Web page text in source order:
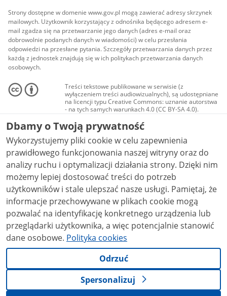
Strony dostępne w domenie www.gov.pl mogą zawierać adresy skrzynek
mailowych. Użytkownik korzystający z odnośnika będącego adresem e-
mail zgadza się na przetwarzanie jego danych (adres e-mail oraz
dobrowolnie podanych danych w wiadomości) w celu przesłania
odpowiedzi na przesłane pytania. Szczegóły przetwarzania danych przez
każdą z jednostek znajdują się w ich politykach przetwarzania danych
osobowych.
Treści tekstowe publikowane w serwisie (z
wyłączeniem treści audiowizualnych), są udostępniane
na licencji typu Creative Commons: uznanie autorstwa
- na tych samych warunkach 4.0 (CC BY-SA 4.0).
Materiały audiowizualne, w tym zdjęcia, materiały
audio i wideo, są udostępniane na licencji typu
Creative Commons: uznanie autorstwa użycie
niekomercyjne - bez utworów zależnych 4.0 (CC BY-
NC-ND 4.0), o ile nie jest to stwierdzone inaczej.
Dbamy o Twoją prywatność
Wykorzystujemy pliki cookie w celu zapewnienia
prawidłowego funkcjonowania naszej witryny oraz do
analizy ruchu i optymalizacji działania strony. Dzięki nim
możemy lepiej dostosować treści do potrzeb
użytkowników i stale ulepszać nasze usługi. Pamiętaj, że
informacje przechowywane w plikach cookie mogą
pozwalać na identyfikację konkretnego urządzenia lub
przeglądarki użytkownika, a więc potencjalnie stanowić
dane osobowe. Polityka cookies
Odrzuć
Spersonalizuj